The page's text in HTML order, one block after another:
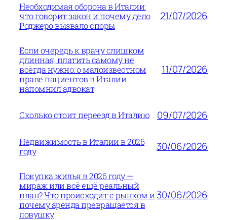
Необходимая оборона в Италии:
что говорит закон и почему дело
Роджеро вызвало споры
21/07/2026
Если очередь к врачу слишком
длинная, платить самому не
всегда нужно: о малоизвестном
праве пациентов в Италии
напомнил адвокат
11/07/2026
Сколько стоит переезд в Италию 09/07/2026
Недвижимость в Италии в 2026
году
30/06/2026
Покупка жилья в 2026 году —
мираж или всё ещё реальный
план? Что происходит с рынком и
почему аренда превращается в
ловушку
30/06/2026